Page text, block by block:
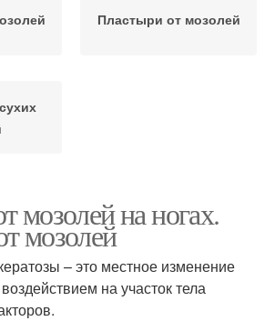
Пластыри от мозолей
мозолей на ногах.
мозолей
– это местное изменение
на участок тела